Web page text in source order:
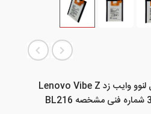
باتری اورجینال گوشی موبایل لنوو وایب زد Lenovo Vibe Z